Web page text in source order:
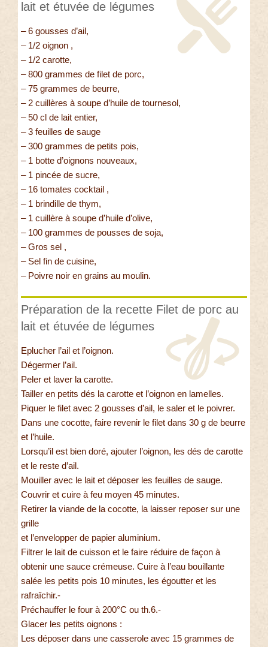
lait et étuvée de légumes
– 6 gousses d’ail,
– 1/2 oignon ,
– 1/2 carotte,
– 800 grammes de filet de porc,
– 75 grammes de beurre,
– 2 cuillères à soupe d’huile de tournesol,
– 50 cl de lait entier,
– 3 feuilles de sauge
– 300 grammes de petits pois,
– 1 botte d’oignons nouveaux,
– 1 pincée de sucre,
– 16 tomates cocktail ,
– 1 brindille de thym,
– 1 cuillère à soupe d’huile d’olive,
– 100 grammes de pousses de soja,
– Gros sel ,
– Sel fin de cuisine,
– Poivre noir en grains au moulin.
Préparation de la recette Filet de porc au
lait et étuvée de légumes
Eplucher l’ail et l’oignon.
Dégermer l’ail.
Peler et laver la carotte.
Tailler en petits dés la carotte et l’oignon en lamelles.
Piquer le filet avec 2 gousses d’ail, le saler et le poivrer.
Dans une cocotte, faire revenir le filet dans 30 g de beurre
et l’huile.
Lorsqu’il est bien doré, ajouter l’oignon, les dés de carotte
et le reste d’ail.
Mouiller avec le lait et déposer les feuilles de sauge.
Couvrir et cuire à feu moyen 45 minutes.
Retirer la viande de la cocotte, la laisser reposer sur une
grille
et l’envelopper de papier aluminium.
Filtrer le lait de cuisson et le faire réduire de façon à
obtenir une sauce crémeuse. Cuire à l’eau bouillante
salée les petits pois 10 minutes, les égoutter et les
rafraîchir.-
Préchauffer le four à 200°C ou th.6.-
Glacer les petits oignons :
Les déposer dans une casserole avec 15 grammes de